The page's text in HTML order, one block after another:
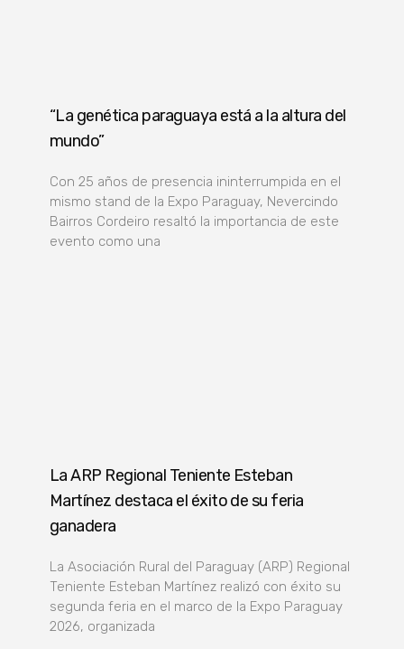
“La genética paraguaya está a la altura del
mundo”
Con 25 años de presencia ininterrumpida en el
mismo stand de la Expo Paraguay, Nevercindo
Bairros Cordeiro resaltó la importancia de este
evento como una
La ARP Regional Teniente Esteban
Martínez destaca el éxito de su feria
ganadera
La Asociación Rural del Paraguay (ARP) Regional
Teniente Esteban Martínez realizó con éxito su
segunda feria en el marco de la Expo Paraguay
2026, organizada